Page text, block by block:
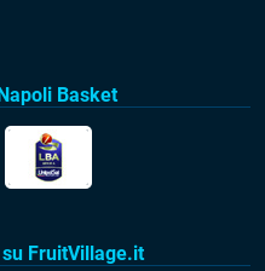
Basket
FruitVillage.it